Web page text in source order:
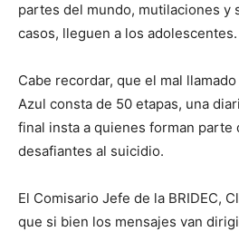
partes del mundo, mutilaciones y
casos, lleguen a los adolescentes.
Cabe recordar, que el mal
Azul consta de 50 etapas, una
final insta a quienes forman parte
desafiantes al suicidio.
El Comisario Jefe de la BRIDEC,
que si bien los mensajes van